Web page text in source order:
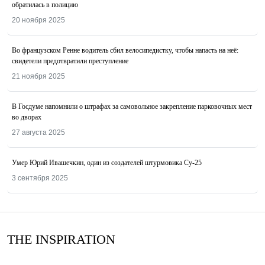
обратилась в полицию
20 ноября 2025
Во французском Ренне водитель сбил велосипедистку, чтобы напасть на неё:
свидетели предотвратили преступление
21 ноября 2025
В Госдуме напомнили о штрафах за самовольное закрепление парковочных мест
во дворах
27 августа 2025
Умер Юрий Ивашечкин, один из создателей штурмовика Су-25
3 сентября 2025
THE INSPIRATION